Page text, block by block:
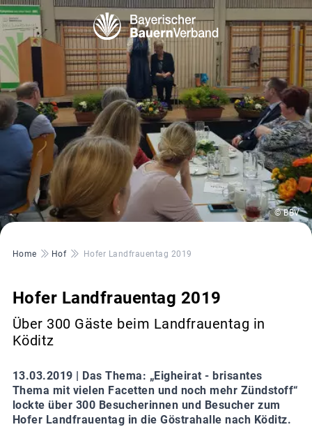
© BBV
Pfadnavigation
Home Hof Hofer Landfrauentag 2019
Hofer Landfrauentag 2019
Über 300 Gäste beim Landfrauentag in
Köditz
13.03.2019 | Das Thema: „Eigheirat - brisantes
Thema mit vielen Facetten und noch mehr Zündstoff“
lockte über 300 Besucherinnen und Besucher zum
Hofer Landfrauentag in die Göstrahalle nach Köditz.